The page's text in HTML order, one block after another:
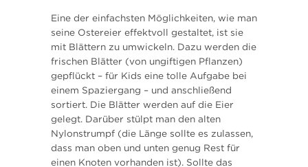
Eine der einfachsten Möglichkeiten, wie man
seine Ostereier effektvoll gestaltet, ist sie
mit Blättern zu umwickeln. Dazu werden die
frischen Blätter (von ungiftigen Pflanzen)
gepflückt – für Kids eine tolle Aufgabe bei
einem Spaziergang – und anschließend
sortiert. Die Blätter werden auf die Eier
gelegt. Darüber stülpt man den alten
Nylonstrumpf (die Länge sollte es zulassen,
dass man oben und unten genug Rest für
einen Knoten vorhanden ist). Sollte das